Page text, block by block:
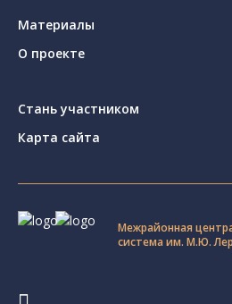
Материалы
О проекте
Стань участником
Карта сайта
Межрайонная
система им. М.Ю.